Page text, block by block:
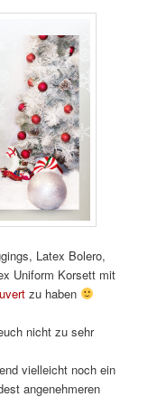
Latex Bolero,
Uniform Korsett mit
zu haben
nicht zu sehr
vielleicht noch ein
angenehmeren